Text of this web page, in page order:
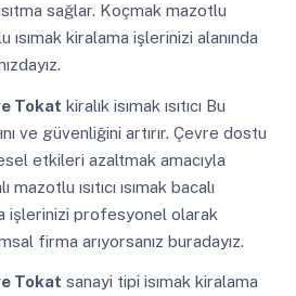
sağlar. Koçmak mazotlu
ısımak kiralama işlerinizi alanında
Tokat kiralık isımak ısıtıcı Bu
ve güvenliğini artırır. Çevre dostu
etkileri azaltmak amacıyla
mazotlu ısıtıcı ısımak bacalı
işlerinizi profesyonel olarak
firma arıyorsanız buradayız.
Tokat sanayi tipi isımak kiralama